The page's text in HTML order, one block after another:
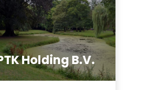
Holding B.V.